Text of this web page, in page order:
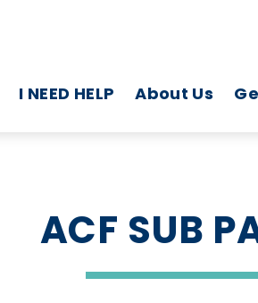
I NEED HELP About Us
ACF SUB